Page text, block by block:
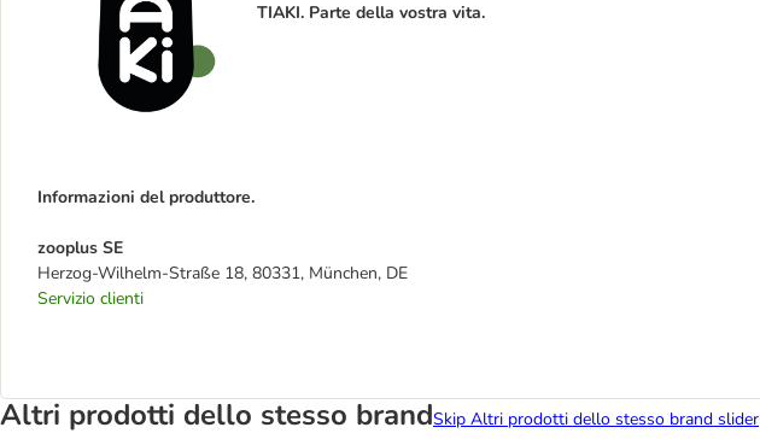
TIAKI. Parte della vostra vita.
Informazioni del produttore.
zooplus SE
Herzog-Wilhelm-Straße 18, 80331, München, DE
Servizio clienti
Altri prodotti dello stesso brandSkip Altri prodotti dello stesso brand slider